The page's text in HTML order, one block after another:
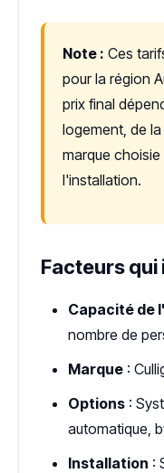
Note : Ces
pour la région
prix final
logement, de
marque
l'installation.
Facteurs qui
Capacité de
nombre de
Marque :
Options :
automatique,
Installation :